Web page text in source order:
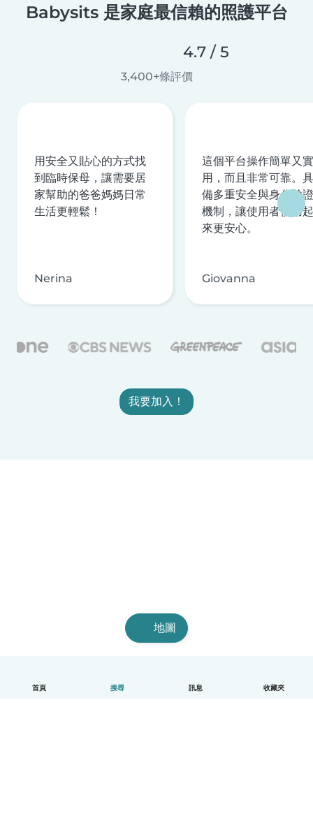
首頁 搜尋 訊息 收藏夾
Babysits 是家庭最信賴的照護平台
4.7 / 5
3,400+條評價
用安全又貼心的方式找
到臨時保母，讓需要居
家幫助的爸爸媽媽日常
生活更輕鬆！
Nerina
這個平台操作簡單又實
用，而且非常可靠。具
備多重安全與身分驗證
機制，讓使用者使用起
來更安心。
Giovanna
我要加入！
地圖